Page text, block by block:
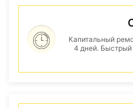
Капитальный
4 дней. Быстрый